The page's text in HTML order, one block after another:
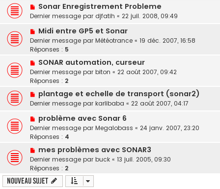
Sonar Enregistrement Probleme
Dernier message par djfatih « 22 juil. 2008, 09:49
Midi entre GP5 et Sonar
Dernier message par Météotrance « 19 déc. 2007, 16:58
Réponses : 5
SONAR automation, curseur
Dernier message par biton « 22 août 2007, 09:42
Réponses : 2
plantage et echelle de transport (sonar2)
Dernier message par karlibaba « 22 août 2007, 04:17
problème avec Sonar 6
Dernier message par Megalobass « 24 janv. 2007, 23:20
Réponses : 4
mes problèmes avec SONAR3
Dernier message par buck « 13 juil. 2005, 09:30
Réponses : 2
Nouveau sujet